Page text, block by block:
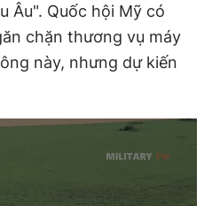
Âu". Quốc hội Mỹ có
chặn thương vụ máy
này, nhưng dự kiến